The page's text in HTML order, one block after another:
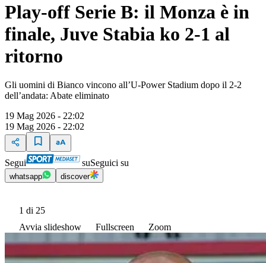
Play-off Serie B: il Monza è in
finale, Juve Stabia ko 2-1 al
ritorno
Gli uomini di Bianco vincono all’U-Power Stadium dopo il 2-2
dell’andata: Abate eliminato
19 Mag 2026 - 22:02
19 Mag 2026 - 22:02
Segui suSeguici su
whatsapp discover
1 di 25
Avvia slideshow
Fullscreen Zoom